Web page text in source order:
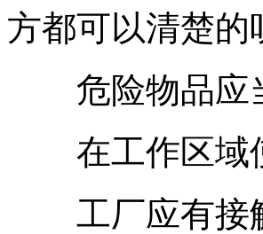
方都可以清楚的
危险物品应当
在工作区域
工厂应有接触